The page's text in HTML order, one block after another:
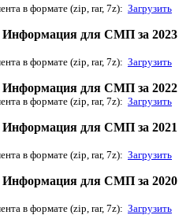
в формате (zip, rar, 7z): Загрузить
Информация для СМП за 2023
в формате (zip, rar, 7z): Загрузить
Информация для СМП за 2022
в формате (zip, rar, 7z): Загрузить
Информация для СМП за 2021
в формате (zip, rar, 7z): Загрузить
Информация для СМП за 2020
в формате (zip, rar, 7z): Загрузить